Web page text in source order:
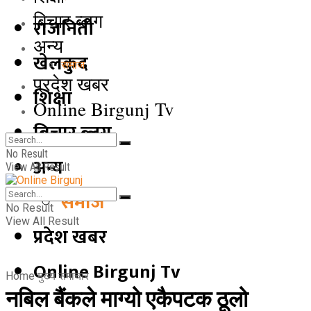
राजनिती
खेलकुद
शिक्षा
बिचार ब्लग
अन्य
समाज
प्रदेश खबर
Online Birgunj Tv
बिचार ब्लग
अन्य
समाज
प्रदेश खबर
Online Birgunj Tv
No Result
View All Result
No Result
View All Result
Home मुख्य समाचार
नबिल बैंकले माग्यो एकैपटक ठूलो